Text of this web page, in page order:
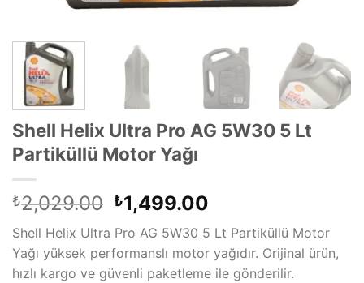
Shell Helix Ultra Pro AG 5W30 5 Lt
Partiküllü Motor Yağı
₺2,029.00 Orijinal
fiyat:
₺2,029.00.
₺1,499.00
andaki
fiyat:
₺1,499.00.
Shell Helix Ultra Pro AG 5W30 5 Lt Partiküllü Motor
Yağı yüksek performanslı motor yağıdır. Orijinal ürün,
hızlı kargo ve güvenli paketleme ile gönderilir.